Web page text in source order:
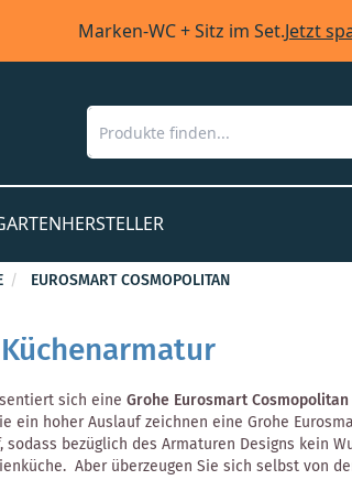
Marken-WC + Sitz im Set.Jetzt
HERSTELLER
EUROSMART COSMOPOLITAN
sich eine Grohe Eurosmart
hoher Auslauf zeichnen eine Grohe
bezüglich des Armaturen Designs kein
Aber überzeugen Sie sich selbst von